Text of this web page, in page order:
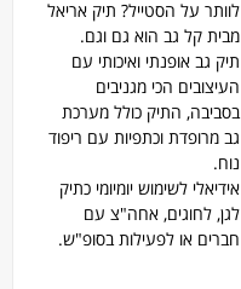
לוותר על הסטייל? תיק אריאל
מבית קל גב הוא גם וגם.
תיק גב אופנתי ואיכותי עם
העיצובים הכי מגניבים
בסביבה, התיק כולל מערכת
גב מרופדת וכתפיות עם ריפוד
נוח.
אידיאלי לשימוש יומיומי כתיק
לגן, לחוגים, אחה"צ עם
חברים או לפעילות בסופ"ש.